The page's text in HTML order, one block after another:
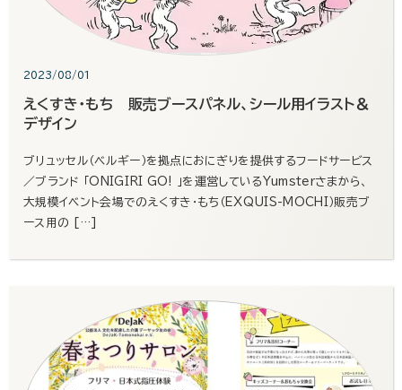
2023/08/01
えくすき・もち 販売ブースパネル、シール用イラスト＆
デザイン
ブリュッセル（ベルギー）を拠点におにぎりを提供するフードサービス
／ブランド 「ONIGIRI GO! 」を運営しているYumsterさまから、
大規模イベント会場でのえくすき・もち（EXQUIS-MOCHI）販売ブ
ース用の […]